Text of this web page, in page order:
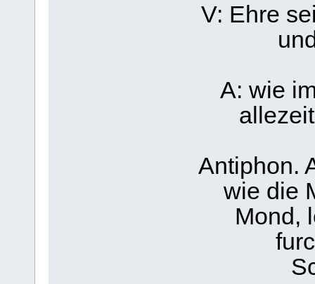
V: Ehre
A: wie
Antiphon.
wie die
Mond,